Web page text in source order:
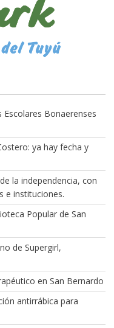
Bonaerenses
ya hay fecha y
la independencia, con
e instituciones.
Popular de San
de Supergirl,
en San Bernardo
antirrábica para